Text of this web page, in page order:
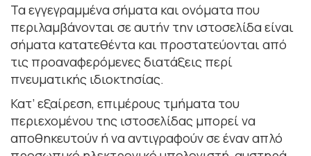
Τα εγγεγραµµένα σήµατα και ονόµατα που
περιλαµβάνονται σε αυτήν την ιστοσελίδα είναι
σήµατα κατατεθέντα και προστατεύονται από
τις προαναφερόµενες διατάξεις περί
πνευµατικής ιδιοκτησίας.
Κατ’ εξαίρεση, επιµέρους τµήµατα του
περιεχοµένου της ιστοσελίδας µπορεί να
αποθηκευτούν ή να αντιγραφούν σε έναν απλό